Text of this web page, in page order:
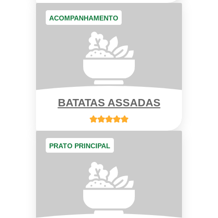
ACOMPANHAMENTO
BATATAS ASSADAS
PRATO PRINCIPAL